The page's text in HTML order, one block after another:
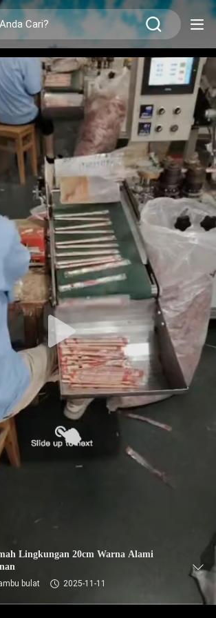
Lingkungan 20cm Warna Alami
bulat 2025-11-11